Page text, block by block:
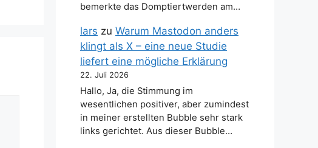
bemerkte das Domptiertwerden am…
lars zu Warum Mastodon anders
klingt als X – eine neue Studie
liefert eine mögliche Erklärung
22. Juli 2026
Hallo, Ja, die Stimmung im
wesentlichen positiver, aber zumindest
in meiner erstellten Bubble sehr stark
links gerichtet. Aus dieser Bubble…